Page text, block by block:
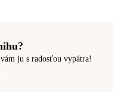
ju s radosťou vypátra!